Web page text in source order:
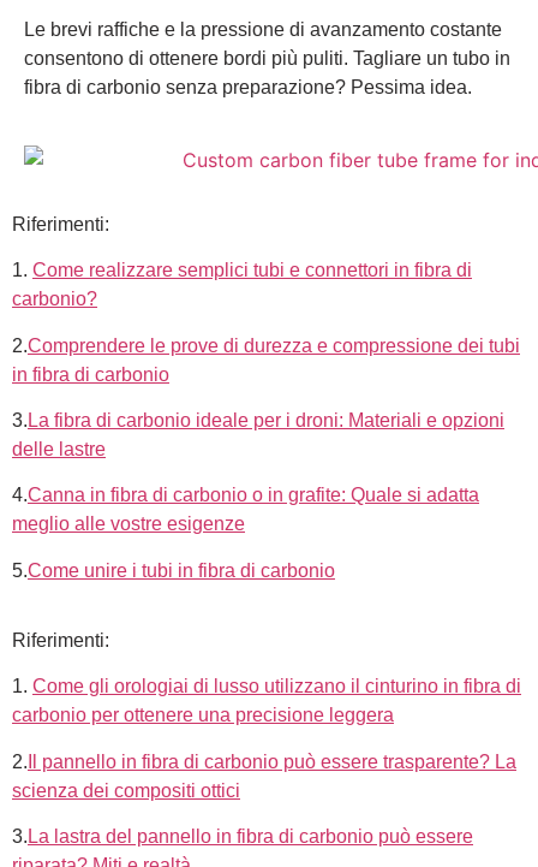
Le brevi raffiche e la pressione di avanzamento costante
consentono di ottenere bordi più puliti. Tagliare un tubo in
fibra di carbonio senza preparazione? Pessima idea.
Riferimenti:
1. Come realizzare semplici tubi e connettori in fibra di
carbonio?
2.Comprendere le prove di durezza e compressione dei tubi
in fibra di carbonio
3. La fibra di carbonio ideale per i droni: Materiali e opzioni
delle lastre
4.Canna in fibra di carbonio o in grafite: Quale si adatta
meglio alle vostre esigenze
5.Come unire i tubi in fibra di carbonio
Riferimenti:
1. Come gli orologiai di lusso utilizzano il cinturino in fibra di
carbonio per ottenere una precisione leggera
2. Il pannello in fibra di carbonio può essere trasparente? La
scienza dei compositi ottici
3. La lastra del pannello in fibra di carbonio può essere